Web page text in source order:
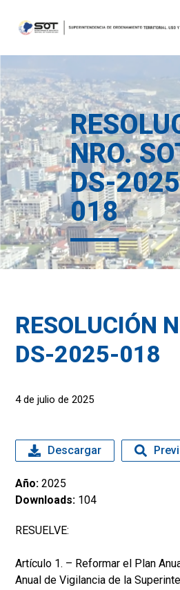
NRO.
DS-
018
RESOLUCIÓN
DS-2025-018
4 de julio de 2025
RESUELVE:
Artículo 1. – Reformar el Plan
Anual de Vigilancia de la
Descargar
Año: 2025
Downloads: 104